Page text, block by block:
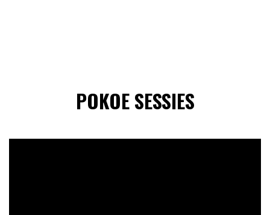
POKOE SESSIES